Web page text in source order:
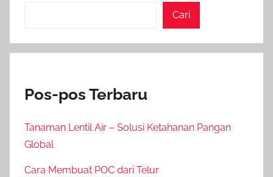
Cari
Pos-pos Terbaru
Tanaman Lentil Air – Solusi Ketahanan Pangan
Global
Cara Membuat POC dari Telur